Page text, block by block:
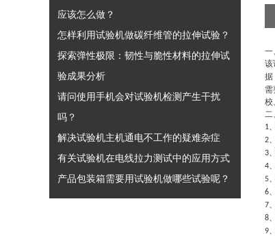
应该怎么做？
怎样利用试验机做碳纤维管的拉伸试验？
探索弹性极限：韧性与脆性材料的拉伸试
验成果分析
请问使用手机会对试验机检测产生干扰
吗？
解决试验机主机通电不工作的疑难杂症
有关试验机在电线拉力测试中的应用方式
产品包装箱需要用试验机做哪些试验呢？
一
该
据
校
二
1
2
3
4
5
6
7
8
9